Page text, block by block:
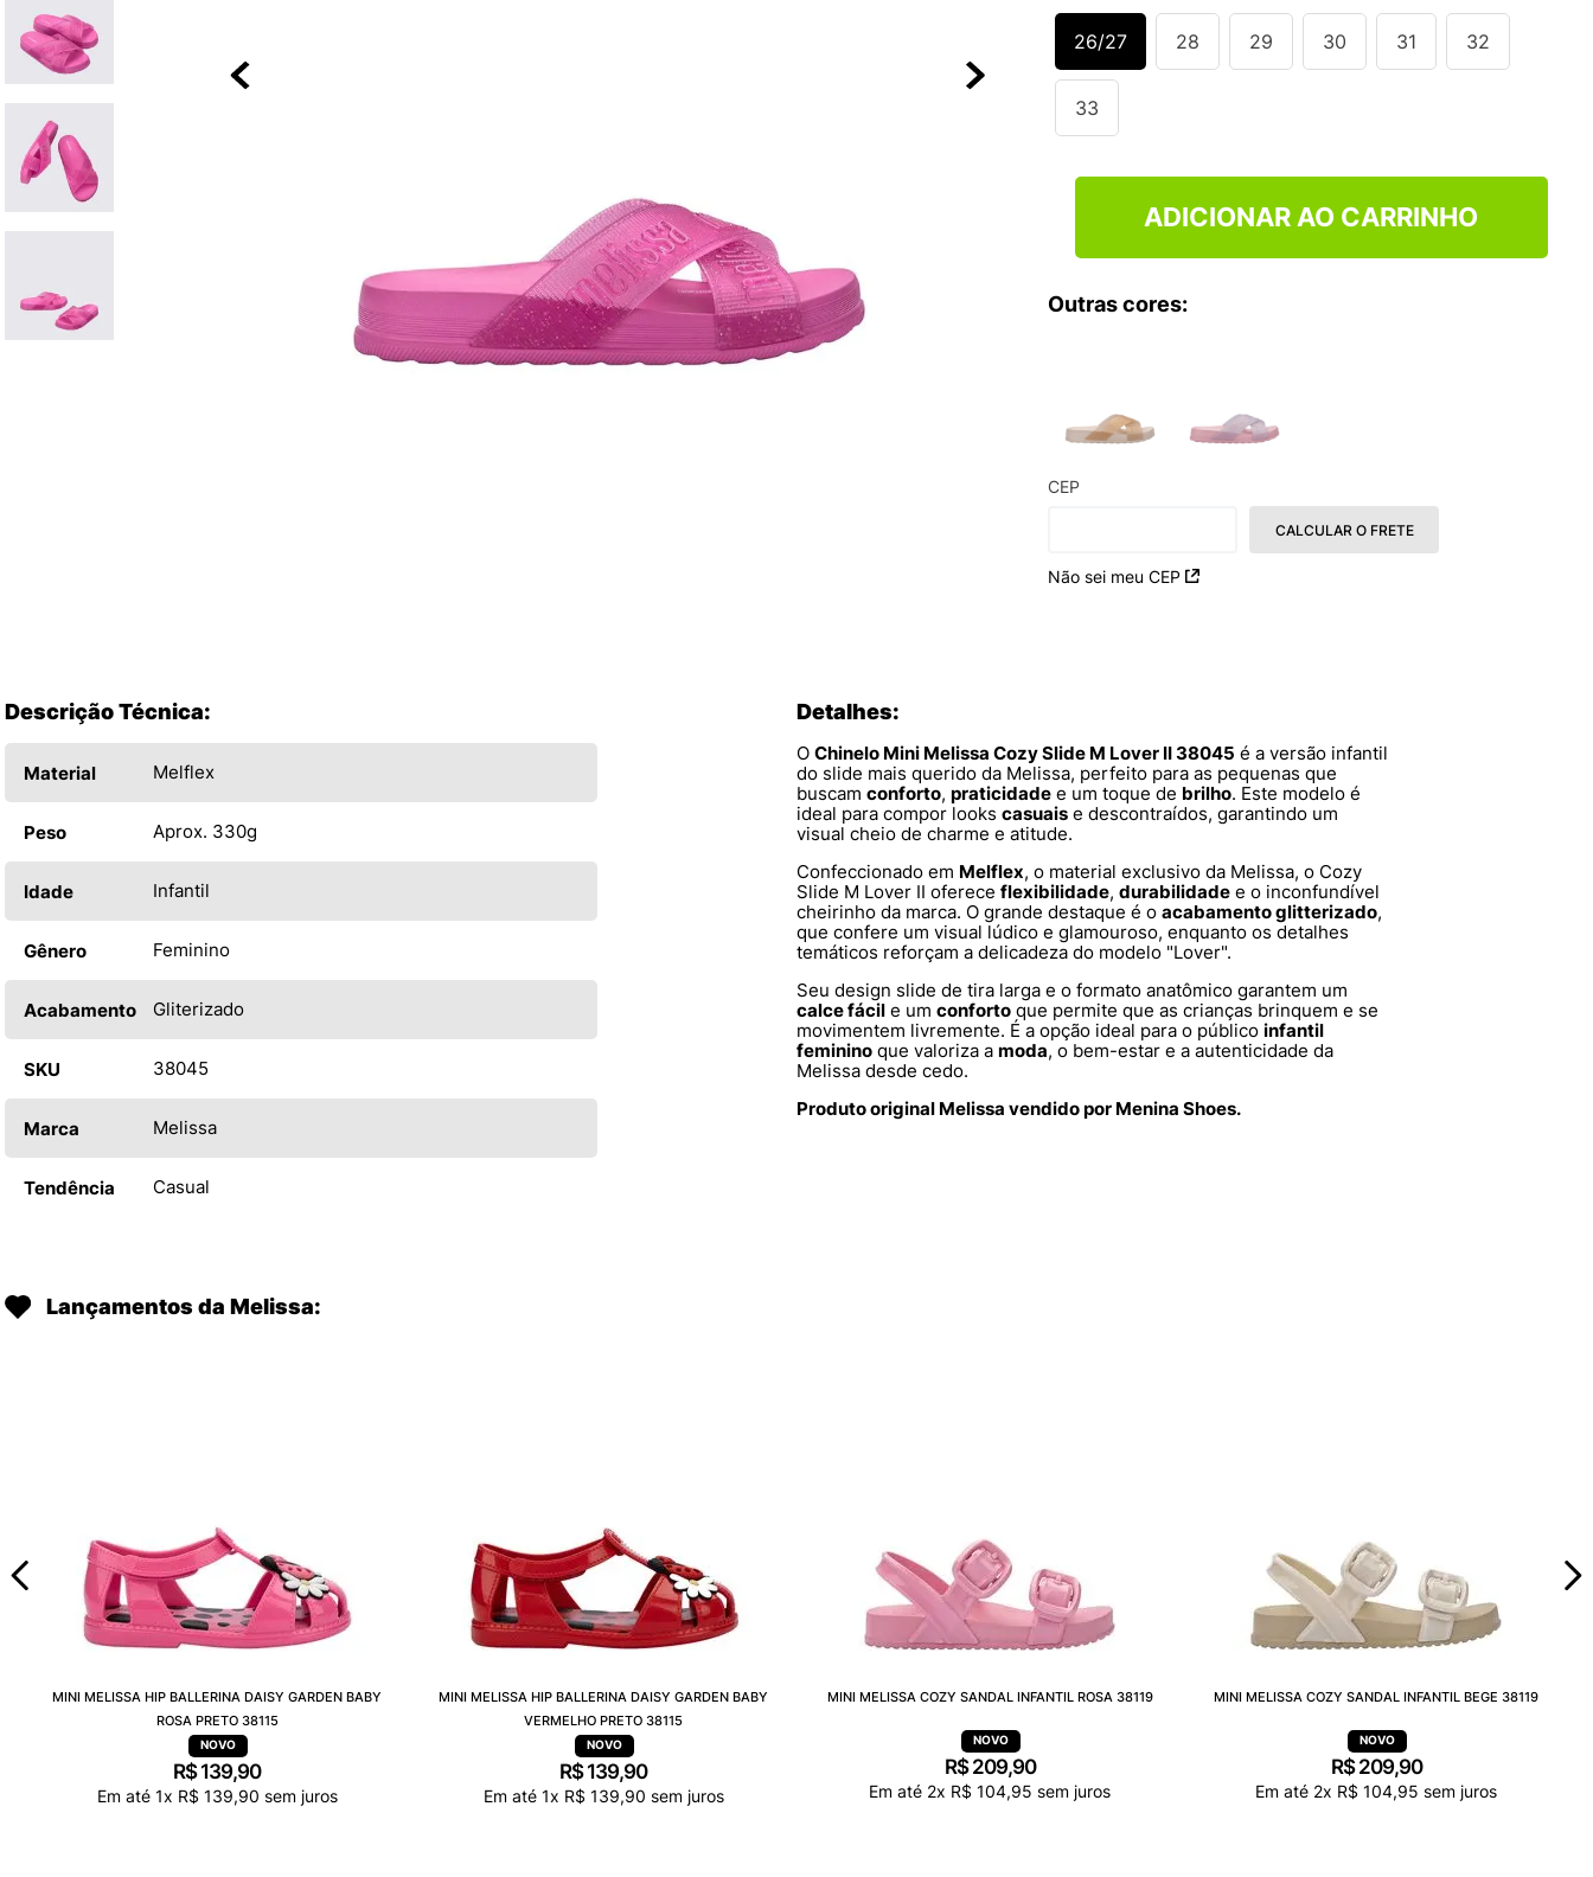
26/27 28 29 30 31 32
33
ADICIONAR AO CARRINHO
Outras cores:
CEP
Não sei meu CEP
CALCULAR O FRETE
Descrição Técnica:
Material Melflex
Peso Aprox. 330g
Idade Infantil
Gênero Feminino
Acabamento Gliterizado
SKU 38045
Marca Melissa
Tendência Casual
Detalhes:
O Chinelo Mini Melissa Cozy Slide M Lover II 38045 é a versão infantil
do slide mais querido da Melissa, perfeito para as pequenas que
buscam conforto, praticidade e um toque de brilho. Este modelo é
ideal para compor looks casuais e descontraídos, garantindo um
visual cheio de charme e atitude.
Confeccionado em Melflex, o material exclusivo da Melissa, o Cozy
Slide M Lover II oferece flexibilidade, durabilidade e o inconfundível
cheirinho da marca. O grande destaque é o acabamento glitterizado,
que confere um visual lúdico e glamouroso, enquanto os detalhes
temáticos reforçam a delicadeza do modelo "Lover".
Seu design slide de tira larga e o formato anatômico garantem um
calce fácil e um conforto que permite que as crianças brinquem e se
movimentem livremente. É a opção ideal para o público infantil
feminino que valoriza a moda, o bem-estar e a autenticidade da
Melissa desde cedo.
Produto original Melissa vendido por Menina Shoes.
Lançamentos da Melissa:
MINI MELISSA HIP BALLERINA DAISY GARDEN BABY
ROSA PRETO 38115
R$ 139,90
Em até 1x R$ 139,90 sem juros
MINI MELISSA HIP BALLERINA DAISY GARDEN BABY
VERMELHO PRETO 38115
R$ 139,90
Em até 1x R$ 139,90 sem juros
MINI MELISSA COZY SANDAL INFANTIL ROSA 38119
R$ 209,90
Em até 2x R$ 104,95 sem juros
MINI MELISSA COZY SANDAL INFANTIL BEGE 38119
R$ 209,90
Em até 2x R$ 104,95 sem juros
NEW BALANCE 204L